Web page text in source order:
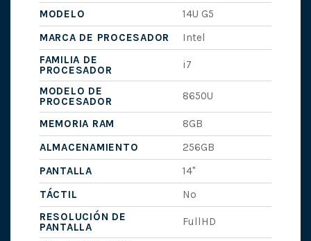
MODELO
14U G5
MARCA DE PROCESADOR
Intel
FAMILIA DE
PROCESADOR
i7
MODELO DE
PROCESADOR
8650U
MEMORIA RAM
8GB
ALMACENAMIENTO
256GB
PANTALLA
14"
TÁCTIL
No
RESOLUCIÓN DE
PANTALLA
FullHD